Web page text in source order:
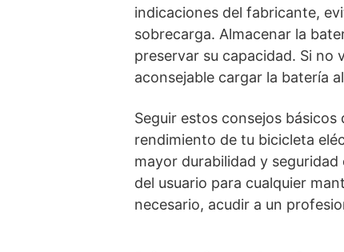
indicaciones del fabricante,
sobrecarga. Almacenar la
preservar su capacidad. Si no
aconsejable cargar la batería
Seguir estos consejos
rendimiento de tu bicicleta
mayor durabilidad y
del usuario para cualquier
necesario, acudir a un